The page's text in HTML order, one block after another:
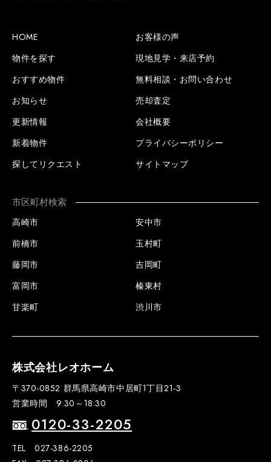
HOME
物件を探す
おすすめ物件
お知らせ
更新情報
新着物件
探してリクエスト
お客様の声
現地見学・来店予約
無料相談・お問い合わせ
売却査定
会社概要
プライバシーポリシー
サイトマップ
市区町村検索
高崎市
前橋市
藤岡市
富岡市
甘楽町
安中市
玉村町
吉岡町
榛東村
渋川市
株式会社レオホーム
〒370-0852 群馬県高崎市中居町1丁目21-3
営業時間 9:30～18:30
0120-33-2205
TEL 027-386-2205